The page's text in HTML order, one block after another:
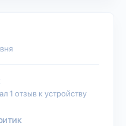
1 отзыв к устройству